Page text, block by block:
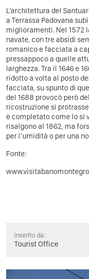
L’architettura del
a Terrassa Padovana
miglioramenti. Nel 1572
navate, con tre absidi
romanico e facciata a
pressappoco a quelle
larghezza. Tra il 1646 e
ridotto a volta al posto
facciata, su spunto di
del 1688 provocò però
ricostruzione si
è completato come lo si
risalgono al 1862, ma
per l’umidità o per una
Fonte:
Inserito da:
Tourist Office